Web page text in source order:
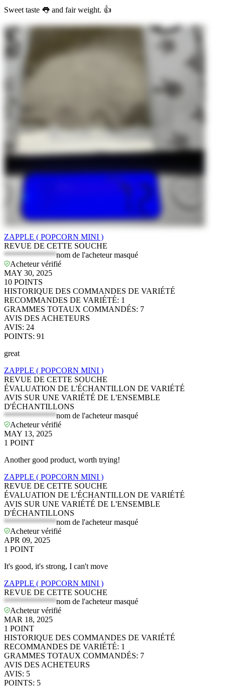
Sweet taste 👅 and fair weight. 👍
ZAPPLE ( POPCORN MINI )
REVUE DE CETTE SOUCHE
*************nom de l'acheteur masqué
Acheteur vérifié
MAY 30, 2025
10 POINTS
HISTORIQUE DES COMMANDES DE VARIÉTÉ
RECOMMANDES DE VARIÉTÉ: 1
GRAMMES TOTAUX COMMANDÉS: 7
AVIS DES ACHETEURS
AVIS: 24
POINTS: 91
great
ZAPPLE ( POPCORN MINI )
REVUE DE CETTE SOUCHE
ÉVALUATION DE L'ÉCHANTILLON DE VARIÉTÉ
AVIS SUR UNE VARIÉTÉ DE L'ENSEMBLE
D'ÉCHANTILLONS
*************nom de l'acheteur masqué
Acheteur vérifié
MAY 13, 2025
1 POINT
Another good product, worth trying!
ZAPPLE ( POPCORN MINI )
REVUE DE CETTE SOUCHE
ÉVALUATION DE L'ÉCHANTILLON DE VARIÉTÉ
AVIS SUR UNE VARIÉTÉ DE L'ENSEMBLE
D'ÉCHANTILLONS
*************nom de l'acheteur masqué
Acheteur vérifié
APR 09, 2025
1 POINT
It's good, it's strong, I can't move
ZAPPLE ( POPCORN MINI )
REVUE DE CETTE SOUCHE
*************nom de l'acheteur masqué
Acheteur vérifié
MAR 18, 2025
1 POINT
HISTORIQUE DES COMMANDES DE VARIÉTÉ
RECOMMANDES DE VARIÉTÉ: 1
GRAMMES TOTAUX COMMANDÉS: 7
AVIS DES ACHETEURS
AVIS: 5
POINTS: 5